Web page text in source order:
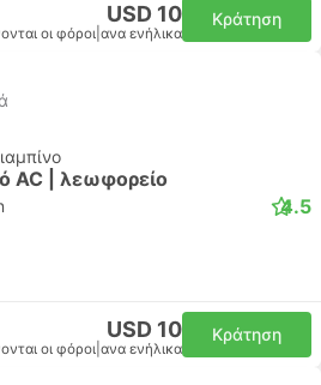
USD 10
οι φόροι ανα ενήλικα
Κράτηση
AC | λεωφορείο
4.5
USD 10
οι φόροι ανα ενήλικα
Κράτηση